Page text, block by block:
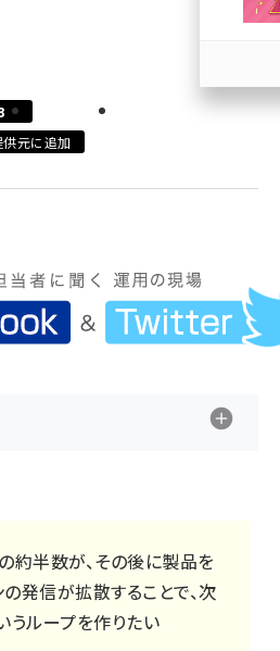
供元に追加
約半数が、その後に製品を
の発信が拡散することで、次
うループを作りたい